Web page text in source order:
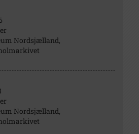
Nordsjælland,
Nordsjælland,